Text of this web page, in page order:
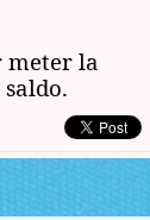
meter la